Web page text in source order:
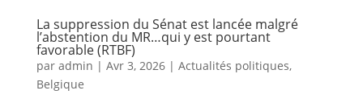
La suppression du Sénat est lancée malgré
l’abstention du MR…qui y est pourtant
favorable (RTBF)
par admin | Avr 3, 2026| Actualités politiques,
Belgique